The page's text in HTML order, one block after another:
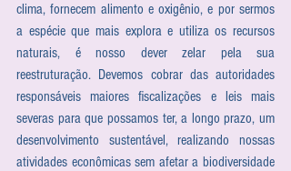
clima, fornecem alimento e oxigênio, e por sermos
a espécie que mais explora e utiliza os recursos
naturais, é nosso dever zelar pela sua
reestruturação. Devemos cobrar das autoridades
responsáveis maiores fiscalizações e leis mais
severas para que possamos ter, a longo prazo, um
desenvolvimento sustentável, realizando nossas
atividades econômicas sem afetar a biodiversidade